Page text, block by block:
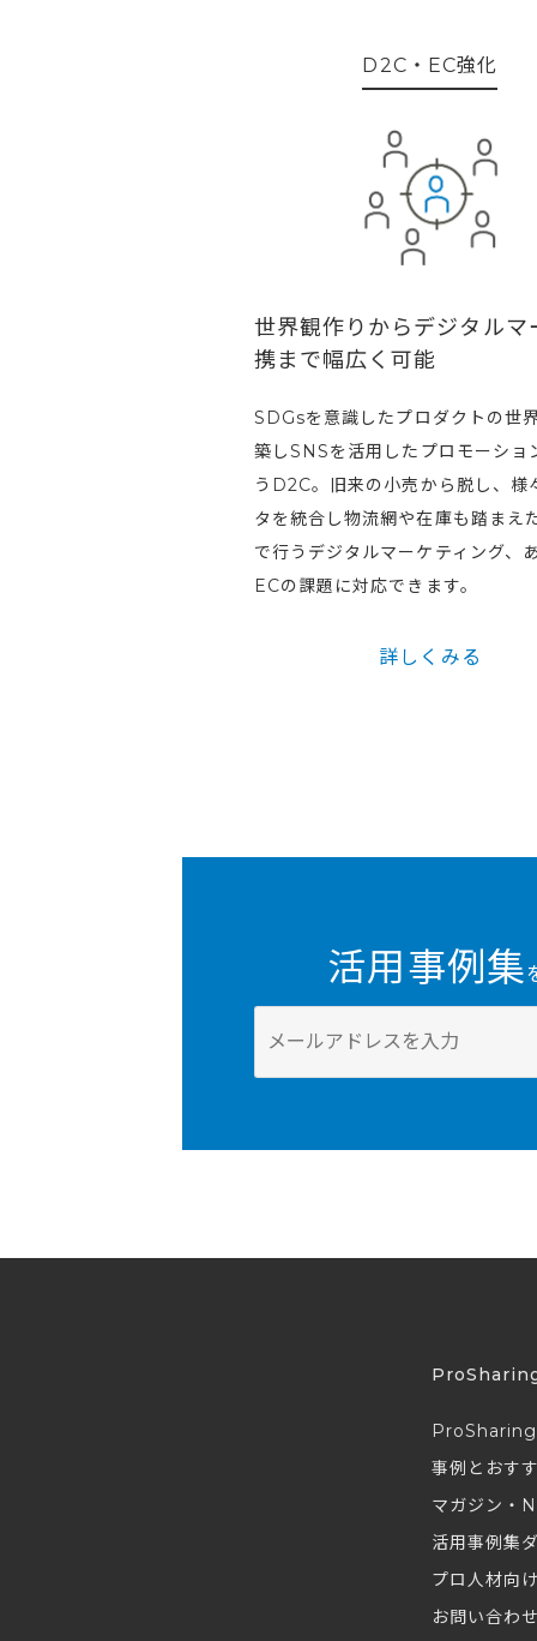
D2C・EC強化
世界観作りからデジタルマ
携まで幅広く可能
SDGsを意識したプロダクトの世
築しSNSを活用したプロモーショ
うD2C。旧来の小売から脱し、様
タを統合し物流網や在庫も踏まえ
で行うデジタルマーケティング、
ECの課題に対応できます。
詳しくみる
活用事例集
事例とおす
マガジン・
活用事例集
プロ人材向
お問い合わ